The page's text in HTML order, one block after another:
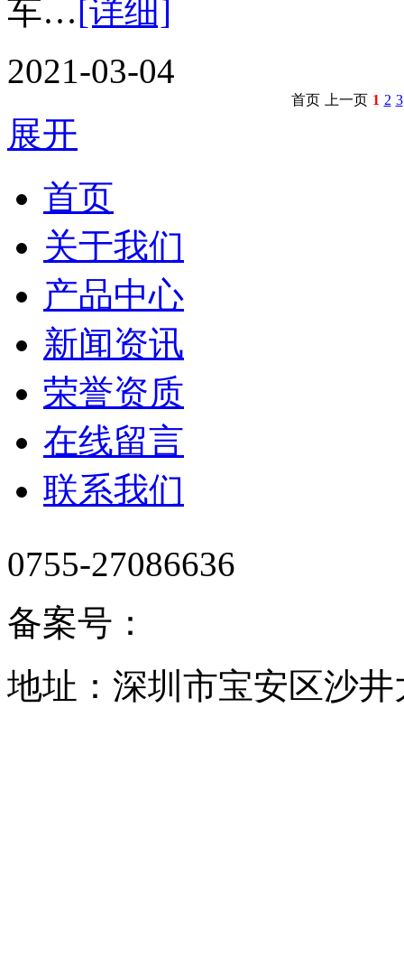
车… [详细]
2021-03-04
首页 上一页 1 2 3
展开
首页
关于我们
产品中心
新闻资讯
荣誉资质
在线留言
联系我们
0755-27086636
备案号：
地址：深圳市宝安区沙